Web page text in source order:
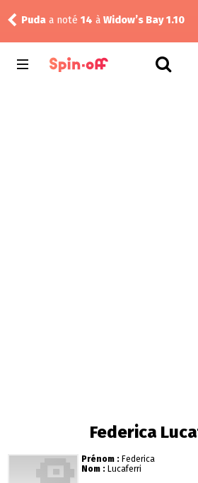
Puda a noté 14 à Widow’s Bay 1.10
Federica
Prénom : Federica
Nom : Lucaferri